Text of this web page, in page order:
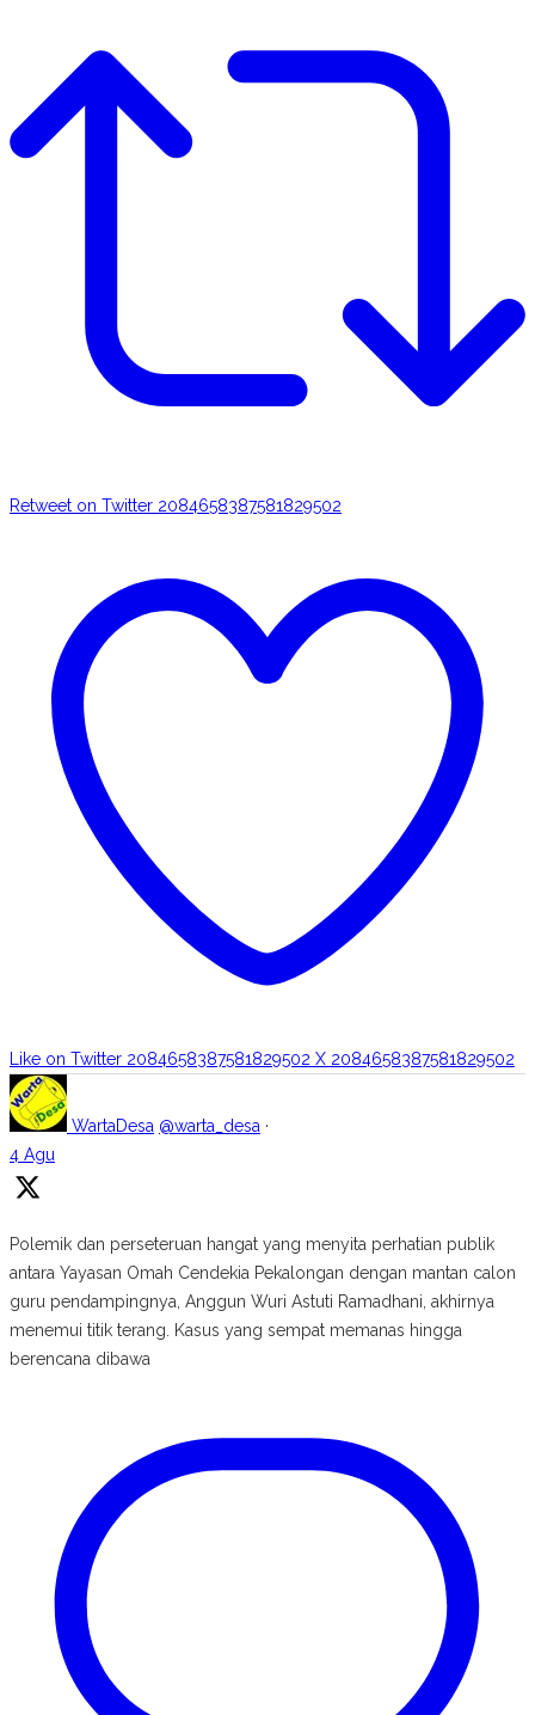
Retweet on Twitter 2084658387581829502
Like on Twitter 2084658387581829502 X 2084658387581829502
WartaDesa @warta_desa ·
4 Agu
Polemik dan perseteruan hangat yang menyita perhatian publik
antara Yayasan Omah Cendekia Pekalongan dengan mantan calon
guru pendampingnya, Anggun Wuri Astuti Ramadhani, akhirnya
menemui titik terang. Kasus yang sempat memanas hingga
berencana dibawa